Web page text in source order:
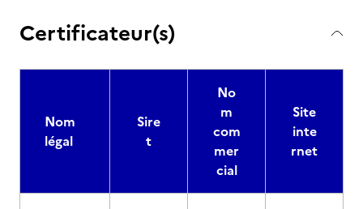
Certificateur(s)
Nom
légal
Sire
t
No
m
com
mer
cial
Site
inte
rnet